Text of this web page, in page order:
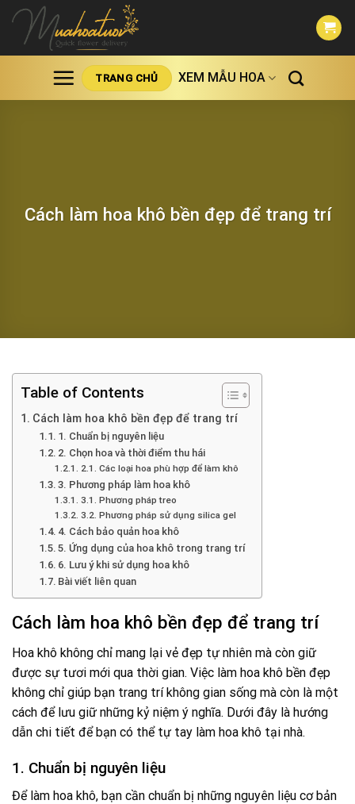
Skip
content
TRANG CHỦ XEM MẪU HOA
Cách làm hoa khô bền đẹp để trang trí
Table of Contents
Cách làm hoa khô bền đẹp để trang trí
1. Chuẩn bị nguyên liệu
2. Chọn hoa và thời điểm thu hái
2.1. Các loại hoa phù hợp để làm khô
3. Phương pháp làm hoa khô
3.1. Phương pháp treo
3.2. Phương pháp sử dụng silica gel
4. Cách bảo quản hoa khô
5. Ứng dụng của hoa khô trong trang trí
6. Lưu ý khi sử dụng hoa khô
Bài viết liên quan
Cách làm hoa khô bền đẹp để trang trí
Hoa khô không chỉ mang lại vẻ đẹp tự nhiên mà còn giữ
được sự tươi mới qua thời gian. Việc làm hoa khô bền đẹp
không chỉ giúp bạn trang trí không gian sống mà còn là một
cách để lưu giữ những kỷ niệm ý nghĩa. Dưới đây là hướng
dẫn chi tiết để bạn có thể tự tay làm hoa khô tại nhà.
1. Chuẩn bị nguyên liệu
Để làm hoa khô, bạn cần chuẩn bị những nguyên liệu cơ bản